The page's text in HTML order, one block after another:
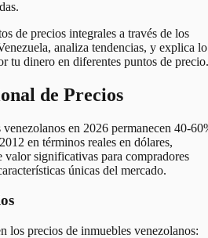
de precios integrales a través de los
analiza tendencias, y explica lo
tu dinero en diferentes puntos de precio.
de Precios
en 2026 permanecen 40-
en términos reales en dólares,
valor significativas para compradores
únicas del mercado.
los precios de inmuebles venezolanos: